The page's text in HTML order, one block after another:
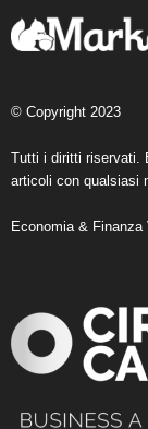
© Copyright 2023
Tutti i diritti riservati.
articoli con qualsiasi
Economia &